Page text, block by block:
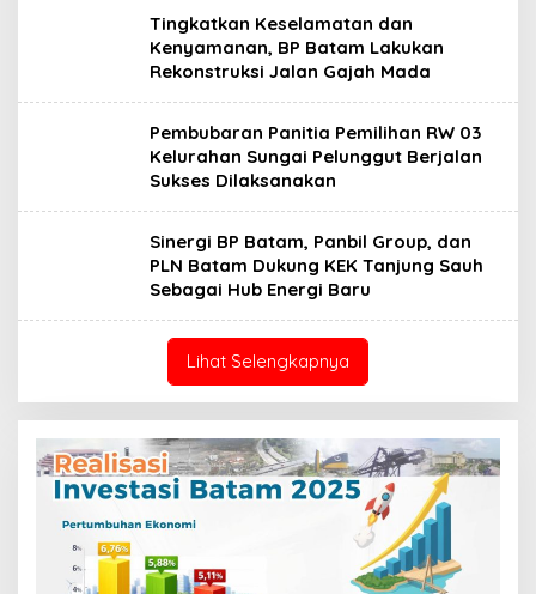
Tingkatkan Keselamatan dan
Kenyamanan, BP Batam Lakukan
Rekonstruksi Jalan Gajah Mada
Pembubaran Panitia Pemilihan RW 03
Kelurahan Sungai Pelunggut Berjalan
Sukses Dilaksanakan
Sinergi BP Batam, Panbil Group, dan
PLN Batam Dukung KEK Tanjung Sauh
Sebagai Hub Energi Baru
Lihat Selengkapnya